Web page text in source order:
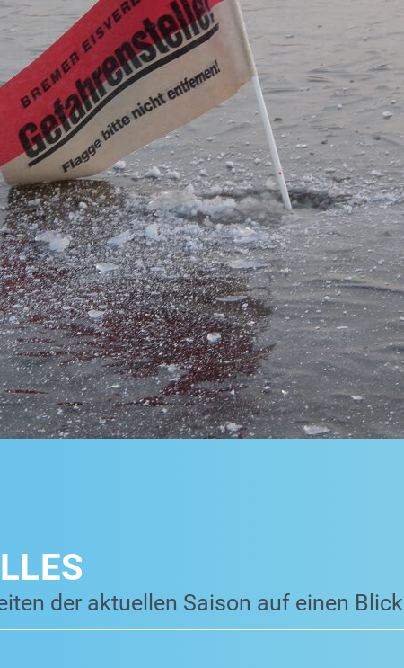
der aktuellen Saison auf einen Blick